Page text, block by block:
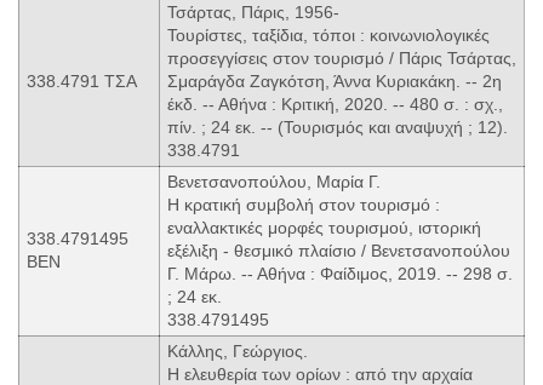
338.4791 ΤΣΑ
Τσάρτας, Πάρις, 1956-
Τουρίστες, ταξίδια, τόποι : κοινωνιολογικές
προσεγγίσεις στον τουρισμό / Πάρις Τσάρτας,
Σμαράγδα Ζαγκότση, Άννα Κυριακάκη. -- 2η
έκδ. -- Αθήνα : Κριτική, 2020. -- 480 σ. : σχ.,
πίν. ; 24 εκ. -- (Τουρισμός και αναψυχή ; 12).
338.4791
338.4791495
ΒΕΝ
Βενετσανοπούλου, Μαρία Γ.
Η κρατική συμβολή στον τουρισμό :
εναλλακτικές μορφές τουρισμού, ιστορική
εξέλιξη - θεσμικό πλαίσιο / Βενετσανοπούλου
Γ. Μάρω. -- Αθήνα : Φαίδιμος, 2019. -- 298 σ.
; 24 εκ.
338.4791495
Κάλλης, Γεώργιος.
Η ελευθερία των ορίων : από την αρχαία